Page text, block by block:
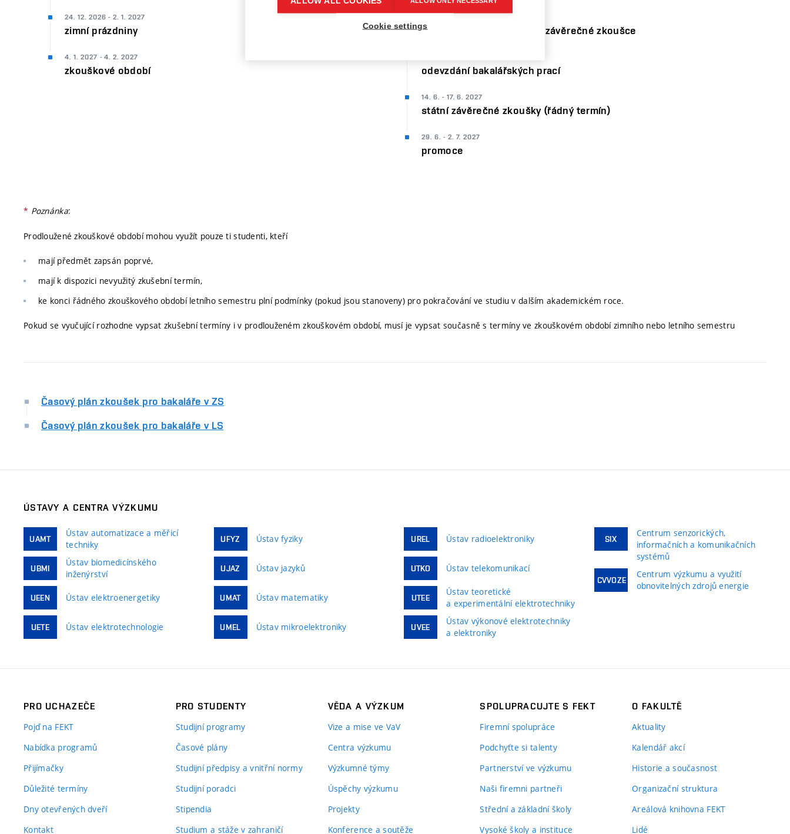
24. 12. 2026 - 2. 1. 2027
zimní prázdniny
4. 1. 2027 - 4. 2. 2027
zkouškové období
podání přihlášky ke státní závěrečné zkoušce
odevzdání bakalářských prací
14. 6. - 17. 6. 2027
státní závěrečné zkoušky (řádný termín)
29. 6. - 2. 7. 2027
promoce
* Poznánka:
Prodloužené zkouškové období mohou využít pouze ti studenti, kteří
mají předmět zapsán poprvé,
mají k dispozici nevyužitý zkušební termín,
ke konci řádného zkouškového období letního semestru plní podmínky (pokud jsou stanoveny) pro pokračování ve studiu v dalším akademickém roce.
Pokud se vyučující rozhodne vypsat zkušební termíny i v prodlouženém zkouškovém období, musí je vypsat současně s termíny ve zkouškovém období zimního nebo letního semestru
Časový plán zkoušek pro bakaláře v ZS
Časový plán zkoušek pro bakaláře v LS
ÚSTAVY A CENTRA VÝZKUMU
UAMT
Ústav automatizace a měřicí
techniky
UBMI
Ústav biomedicínského
inženýrství
UEEN Ústav elektroenergetiky
UETE Ústav elektrotechnologie
UFYZ Ústav fyziky
UJAZ Ústav jazyků
UMAT Ústav matematiky
UMEL Ústav mikroelektroniky
UREL Ústav radioelektroniky
UTKO Ústav telekomunikací
UTEE
Ústav teoretické
a experimentální elektrotechniky
UVEE
Ústav výkonové elektrotechniky
a elektroniky
SIX
Centrum senzorických,
informačních a komunikačních
systémů
CVVOZE
Centrum výzkumu a využití
obnovitelných zdrojů energie
PRO UCHAZEČE
Pojď na FEKT
Nabídka programů
Přijímačky
Důležité termíny
Dny otevřených dveří
Kontakt
PRO STUDENTY
Studijní programy
Časové plány
Studijní předpisy a vnitřní normy
Studijní poradci
Stipendia
Studium a stáže v zahraničí
VĚDA A VÝZKUM
Vize a mise ve VaV
Centra výzkumu
Výzkumné týmy
Úspěchy výzkumu
Projekty
Konference a soutěže
SPOLUPRACUJTE S FEKT
Firemní spolupráce
Podchyťte si talenty
Partnerství ve výzkumu
Naši firemni partneři
Střední a základní školy
Vysoké školy a instituce
O FAKULTĚ
Aktuality
Kalendář akcí
Historie a současnost
Organizační struktura
Areálová knihovna FEKT
Lidé
Cookie settings